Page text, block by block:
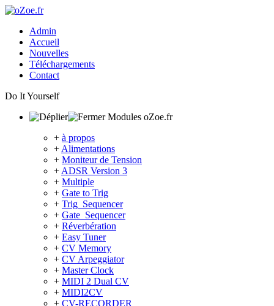
Admin
Accueil
Nouvelles
Téléchargements
Contact
Do It Yourself
Modules oZoe.fr
+ à propos
+ Alimentations
+ Moniteur de Tension
+ ADSR Version 3
+ Multiple
+ Gate to Trig
+ Trig_Sequencer
+ Gate_Sequencer
+ Réverbération
+ Easy Tuner
+ CV Memory
+ CV Arpeggiator
+ Master Clock
+ MIDI 2 Dual CV
+ MIDI2CV
+ CV-RECORDER